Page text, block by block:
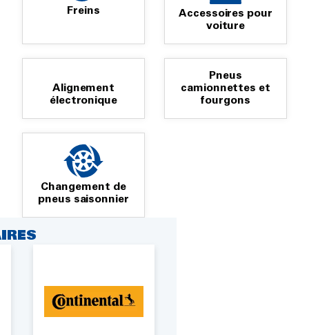
Freins
Accessoires pour
voiture
Alignement
électronique
Pneus
camionnettes et
fourgons
Changement de
pneus saisonnier